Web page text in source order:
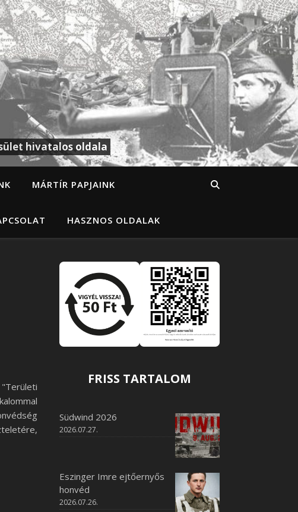
hivatalos oldala
MÁRTÍR PAPJAINK
HASZNOS OLDALAK
FRISS TARTALOM
Südwind 2026
2026.07.27.
Eszinger Imre ejtőernyős
honvéd
2026.07.26.